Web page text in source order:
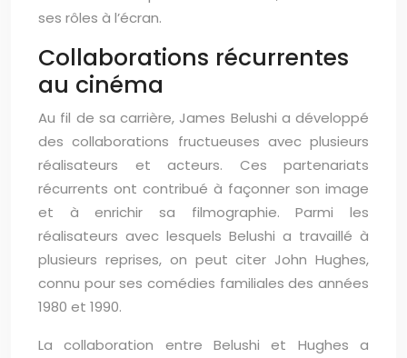
ses rôles à l’écran.
Collaborations récurrentes
au cinéma
Au fil de sa carrière, James Belushi a développé
des collaborations fructueuses avec plusieurs
réalisateurs et acteurs. Ces partenariats
récurrents ont contribué à façonner son image
et à enrichir sa filmographie. Parmi les
réalisateurs avec lesquels Belushi a travaillé à
plusieurs reprises, on peut citer John Hughes,
connu pour ses comédies familiales des années
1980 et 1990.
La collaboration entre Belushi et Hughes a